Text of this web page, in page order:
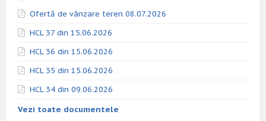
Ofertă de vânzare teren 08.07.2026
HCL 37 din 15.06.2026
HCL 36 din 15.06.2026
HCL 35 din 15.06.2026
HCL 34 din 09.06.2026
Vezi toate documentele